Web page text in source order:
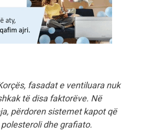
fasadat e ventiluara nuk
të disa faktorëve. Në
përdoren sistemet kapot që
dhe grafiato.